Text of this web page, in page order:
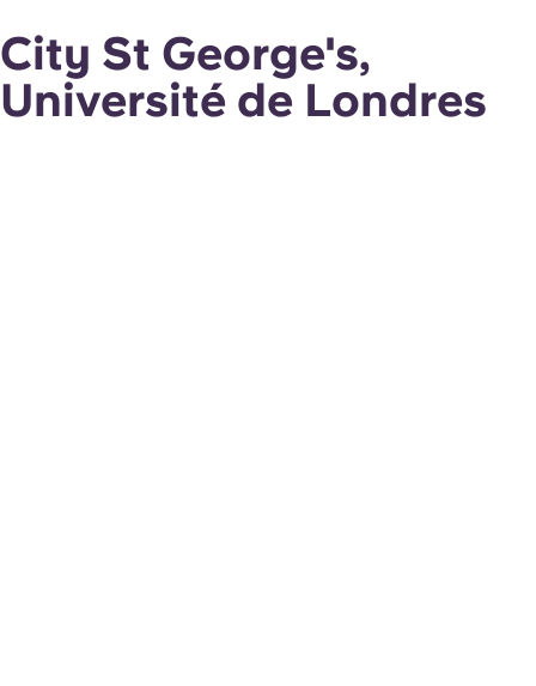
City St George's,
Université de Londres